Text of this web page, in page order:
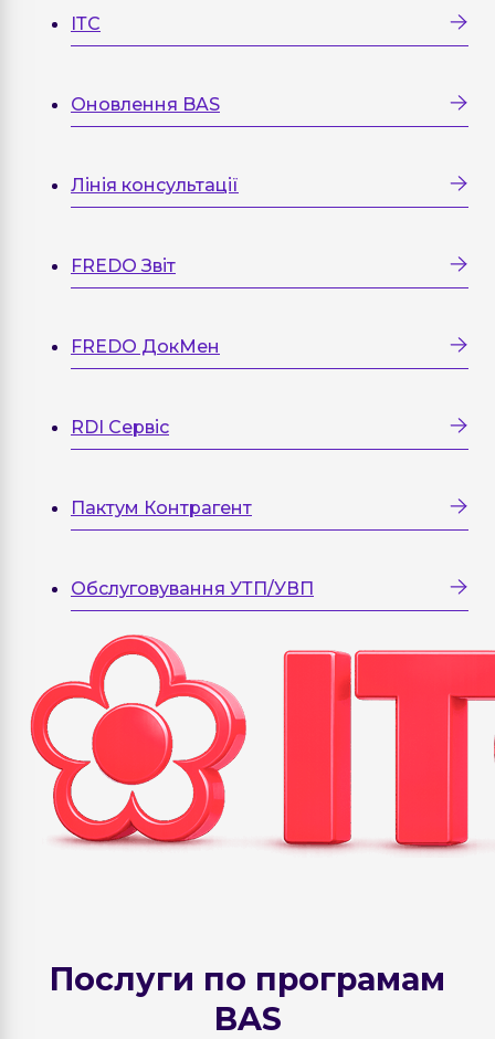
ІТС
Оновлення BAS
Лінія консультації
FREDO Звіт
FREDO ДокМен
RDI Сервіс
Пактум Контрагент
Обслуговування УТП/УВП
Послуги по програмам
BAS